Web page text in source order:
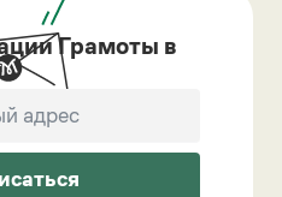
Грамоты в